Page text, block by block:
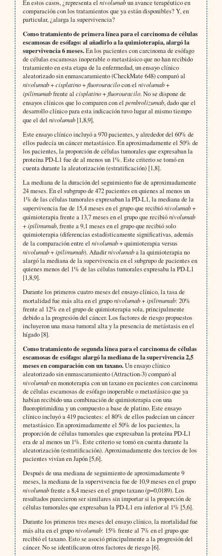
En estos casos, ¿representa el nivolumabun avance terapéutico en
comparación con los tratamientos que ya están disponibles? Y, en
particular, ¿alarga la supervivencia?
Como tratamiento de primera línea para el carcinoma de células
escamosas de esófago: al añadirlo a la quimioterapia, alargó la
supervivencia 6 meses.En los pacientes con carcinoma de esófago
de células escamosas inoperable o metastásico que no han recibido
tratamiento en esta etapa de la enfermedad, un ensayo clínico
aleatorizado sin enmascaramiento (CheckMate 648) comparó al
nivolumab+cisplatino+fluorouracilocon el nivolumab+
ipilimumabfrente al cisplatino+fluorouracilo. No se dispone de
ensayos clínicos que lo comparen con el pembrolizumab, dado que el
desarrollo clínico para esta indicación tuvo lugar al mismo tiempo
que el del nivolumab [1,8,9].
Este ensayo clínico incluyó a 970 pacientes, y alrededor del 60% de
ellos padecía un cáncer metastásico. En aproximadamente el 50% de
los pacientes, la proporción de células tumorales que expresaban la
proteína PD-L1 fue de al menos un 1%. Este criterio se tomó en
cuenta durante la aleatorización (estratificación) [1,8].
La mediana de la duración del seguimiento fue de aproximadamente
24 meses. En el subgrupo de 472 pacientes en quienes al menos un
1% de las células tumorales expresaban la PD-L1, la mediana de la
supervivencia fue de 15,4 meses en el grupo que recibiónivolumab+
quimioterapia frente a 13,7 meses en el grupo que recibiónivolumab
+ipilimumab, frente a 9,1 meses en el grupo que recibió solo
quimioterapia (diferencias estadísticamente significativas, además
de la comparación entre el nivolumab+ quimioterapia versus
nivolumab+ipilimumab). Añadirnivolumaba la quimioterapia no
alargó la mediana de la supervivencia en el subgrupo de pacientes en
quienes menos del 1% de las células tumorales expresaba la PD-L1
[1,8,9].
Durante los primeros cuatro meses del ensayo clínico, la tasa de
mortalidad fue más alta en el gruponivolumab+ipilimumab: 20%
frente al 12% en el grupo de quimioterapia sola, principalmente
debido a la progresión del cáncer. Los factores de riesgo propuestos
incluyeron una masa tumoral alta y la presencia de metástasis en el
hígado [8].
Como tratamiento de segunda línea para el carcinoma de células
escamosas de esófago: alargó la mediana de la supervivencia 2,5
meses en comparación con un taxano.Un ensayo clínico
aleatorizado sin enmascaramiento (Attraction-3) comparó al
nivolumaben monoterapia con un taxano en pacientes con carcinoma
de células escamosas de esófago inoperable o metastásico que ya
habían recibido una combinación de quimioterapia con una
fluoropirimidina y un compuesto a base de platino. Este ensayo
clínico incluyó a 419 pacientes: el 80% de ellos padecían un cáncer
metastásico. En aproximadamente el 50% de los pacientes, la
proporción de células tumorales que expresaban la proteína PD-L1
era de al menos un 1%. Este criterio se tomó en cuenta durante la
aleatorización (estratificación). Aproximadamente dos tercios de los
pacientes vivían en Japón [5,6].
Después de una mediana de seguimiento de aproximadamente 9
meses, la mediana de la supervivencia fue de 10,9 meses en el grupo
nivolumabfrente a 8,4 meses en el grupo taxano (p=0,0189). Los
resultados parecieron ser similares sin importar si la proporción de
células tumorales que expresaban la PD-L1 era inferior al 1% [5,6].
Durante los primeros tres meses del ensayo clínico, la mortalidad fue
más alta en el gruponivolumab: 15% frente al 7% en el grupo que
recibió el taxano. Esto se asoció principalmente a la progresión del
cáncer. No se identificaron otros factores de riesgo [6].